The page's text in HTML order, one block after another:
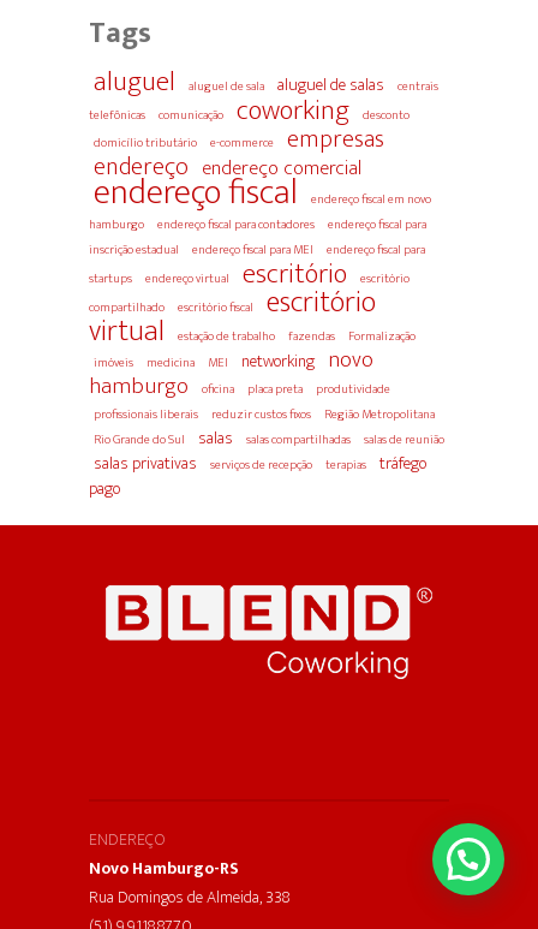
Tags
aluguel aluguel de sala aluguel de salas
centrais
telefônicas
comunicação coworking
desconto
domicílio tributário
e-commerce empresas
endereço endereço comercial
endereço fiscal
endereço fiscal em novo
hamburgo
endereço fiscal para contadores
endereço fiscal para
inscrição estadual
endereço fiscal para MEI
endereço fiscal para
startups
endereço virtual escritório
escritório
compartilhado
escritório fiscal escritório
virtual estação de trabalho fazendas
Formalização
imóveis
medicina MEI networking novo
hamburgo oficina placa preta
produtividade
profissionais liberais
reduzir custos fixos
Região Metropolitana
Rio Grande do Sul
salas salas compartilhadas salas de reunião
salas privativas serviços de recepção terapias
tráfego
pago
ENDEREÇO
Novo Hamburgo-RS
Rua Domingos de Almeida, 338